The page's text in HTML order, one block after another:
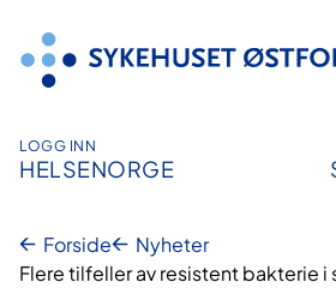
innhold
LOGG INN
HELSENORGE
Forside
Nyheter
Flere tilfeller av resistent bakterie i